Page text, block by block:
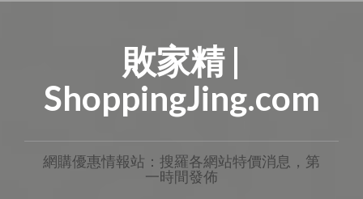
敗家精 |
ShoppingJing.com
網購優惠情報站：搜羅各網站特價消息，第
一時間發佈